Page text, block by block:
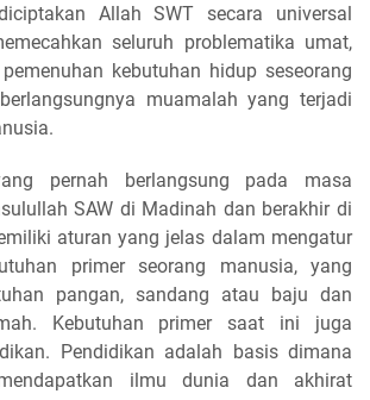
Allah SWT secara universal
seluruh problematika umat,
kebutuhan hidup seseorang
muamalah yang terjadi
pernah berlangsung pada masa
SAW di Madinah dan berakhir di
aturan yang jelas dalam mengatur
primer seorang manusia, yang
pangan, sandang atau baju dan
Kebutuhan primer saat ini juga
Pendidikan adalah basis dimana
ilmu dunia dan akhirat